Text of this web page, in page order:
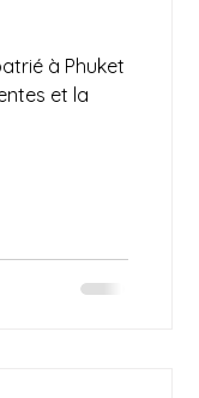
à Phuket